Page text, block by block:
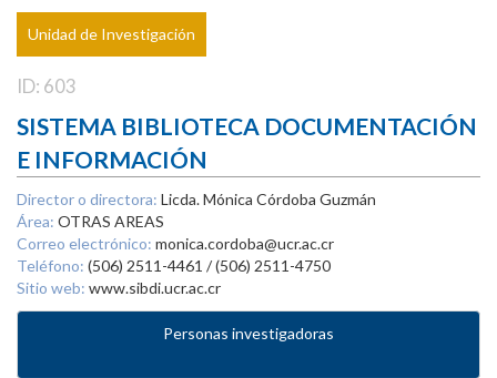
Unidad de Investigación
ID: 603
SISTEMA BIBLIOTECA DOCUMENTACIÓN
E INFORMACIÓN
Director o directora: Licda. Mónica Córdoba Guzmán
Área: OTRAS AREAS
Correo electrónico: monica.cordoba@ucr.ac.cr
Teléfono: (506) 2511-4461 / (506) 2511-4750
Sitio web: www.sibdi.ucr.ac.cr
Personas investigadoras